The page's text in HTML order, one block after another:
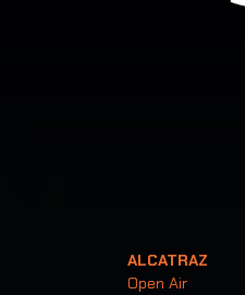
ALCATRAZ
Open Air